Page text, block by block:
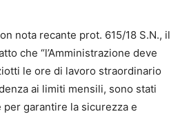
nota recante prot. 615/18 S.N., il
che “l’Amministrazione deve
le ore di lavoro straordinario
ai limiti mensili, sono stati
garantire la sicurezza e